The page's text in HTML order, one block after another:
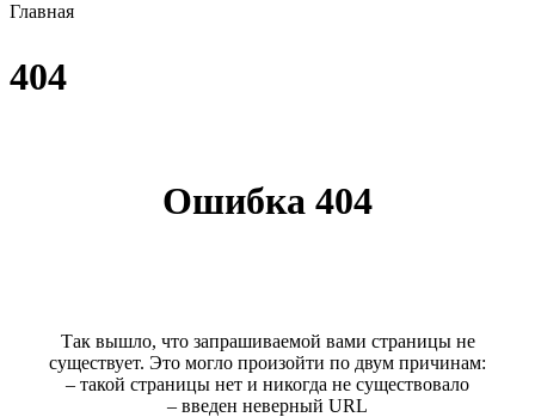
Главная
404
Ошибка 404
Так вышло, что запрашиваемой вами страницы не
сущеcтвует. Это могло произойти по двум причинам:
– такой страницы нет и никогда не сущеcтвовало
– введен неверный URL